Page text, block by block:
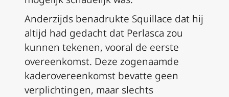
Anderzijds benadrukte Squillace dat hij
altijd had gedacht dat Perlasca zou
kunnen tekenen, vooral de eerste
overeenkomst. Deze zogenaamde
kaderovereenkomst bevatte geen
verplichtingen, maar slechts